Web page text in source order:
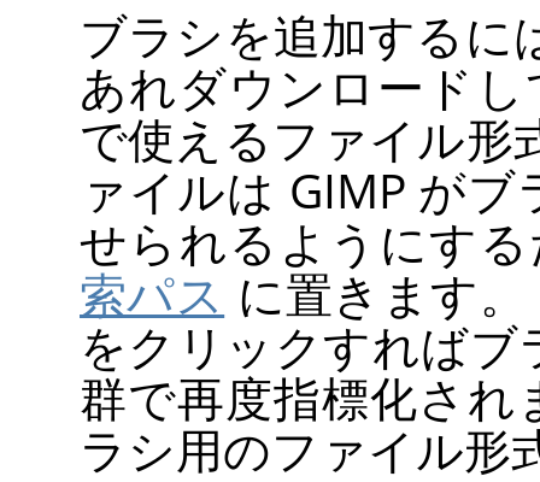
ブラシを追加するに
あれダウンロード
で使えるファイル形
ァイルは GIMP がブ
せられるようにす
索パス に置きます。
をクリックすれば
群で再度指標化さ
ラシ用のファイル形